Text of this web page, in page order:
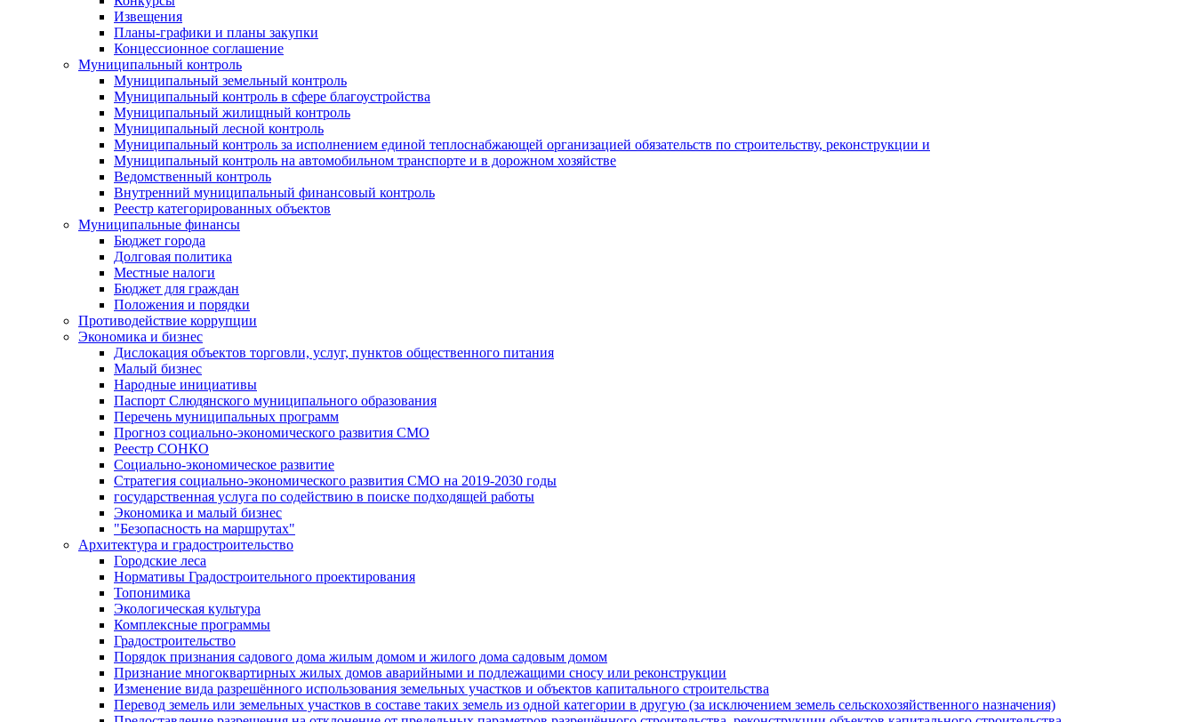
Извещения
Планы-графики и планы закупки
Концессионное соглашение
Муниципальный контроль
Муниципальный земельный контроль
Муниципальный контроль в сфере благоустройства
Муниципальный жилищный контроль
Муниципальный лесной контроль
Муниципальный контроль за исполнением единой теплоснабжающей организацией обязательств по строительству, реконструкции и
Муниципальный контроль на автомобильном транспорте и в дорожном хозяйстве
Ведомственный контроль
Внутренний муниципальный финансовый контроль
Реестр категорированных объектов
Муниципальные финансы
Бюджет города
Долговая политика
Местные налоги
Бюджет для граждан
Положения и порядки
Противодействие коррупции
Экономика и бизнес
Дислокация объектов торговли, услуг, пунктов общественного питания
Малый бизнес
Народные инициативы
Паспорт Слюдянского муниципального образования
Перечень муниципальных программ
Прогноз социально-экономического развития СМО
Реестр СОНКО
Социально-экономическое развитие
Стратегия социально-экономического развития СМО на 2019-2030 годы
государственная услуга по содействию в поиске подходящей работы
Экономика и малый бизнес
"Безопасность на маршрутах"
Архитектура и градостроительство
Городские леса
Нормативы Градостроительного проектирования
Топонимика
Экологическая культура
Комплексные программы
Градостроительство
Порядок признания садового дома жилым домом и жилого дома садовым домом
Признание многоквартирных жилых домов аварийными и подлежащими сносу или реконструкции
Изменение вида разрешённого использования земельных участков и объектов капитального строительства
Перевод земель или земельных участков в составе таких земель из одной категории в другую (за исключением земель сельскохозяйственного назначения)